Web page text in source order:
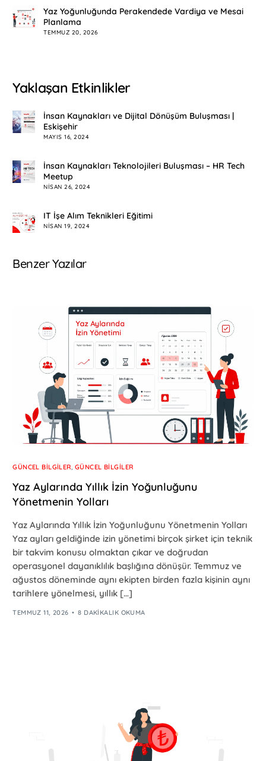
Yaz Yoğunluğunda Perakendede Vardiya ve Mesai
Planlama
TEMMUZ 20, 2026
Yaklaşan Etkinlikler
İnsan Kaynakları ve Dijital Dönüşüm Buluşması |
Eskişehir
MAYIS 16, 2024
İnsan Kaynakları Teknolojileri Buluşması – HR Tech
Meetup
NISAN 26, 2024
IT İşe Alım Teknikleri Eğitimi
NISAN 19, 2024
Benzer Yazılar
GÜNCEL BILGILER GÜNCEL BILGILER
Yaz Aylarında Yıllık İzin Yoğunluğunu
Yönetmenin Yolları
Yaz Aylarında Yıllık İzin Yoğunluğunu Yönetmenin Yolları
Yaz ayları geldiğinde izin yönetimi birçok şirket için teknik
bir takvim konusu olmaktan çıkar ve doğrudan
operasyonel dayanıklılık başlığına dönüşür. Temmuz ve
ağustos döneminde aynı ekipten birden fazla kişinin aynı
tarihlere yönelmesi, yıllık […]
TEMMUZ 11, 2026 8 DAKIKALIK OKUMA